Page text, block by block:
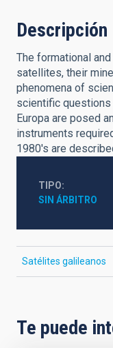
Descripción
The formational
satellites, their
phenomena of
scientific questions
Europa are posed
instruments
1980's are
TIPO
SIN ÁRBITRO
Satélites galileanos
Te puede